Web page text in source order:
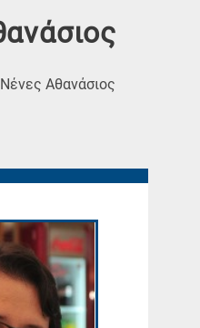
Νένες Αθανάσιος(Current